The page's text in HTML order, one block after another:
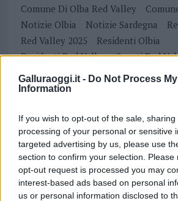
Galluraoggi.it - Do Not Process
Information
If you wish to opt-out of the sale,
processing of your personal or sensitive
targeted advertising by us, please use
section to confirm your selection.
opt-out request is processed you may
interest-based ads based on personal
us or personal information disclosed to
Comune Di Olba Red Valley
Notizie Olbia
Notizie Sardegna
Red Valley 2025
Residenti Olbia
Residenti Red Valley
Sconti Red
Ufficio Turistico Olbia
i tuoi video e le
Su WhatsApp al
345 356 7512